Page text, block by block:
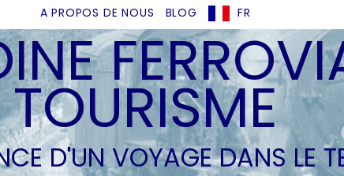
A PROPOS DE NOUS BLOG FR
TOURISME
D'UN VOYAGE DANS LE